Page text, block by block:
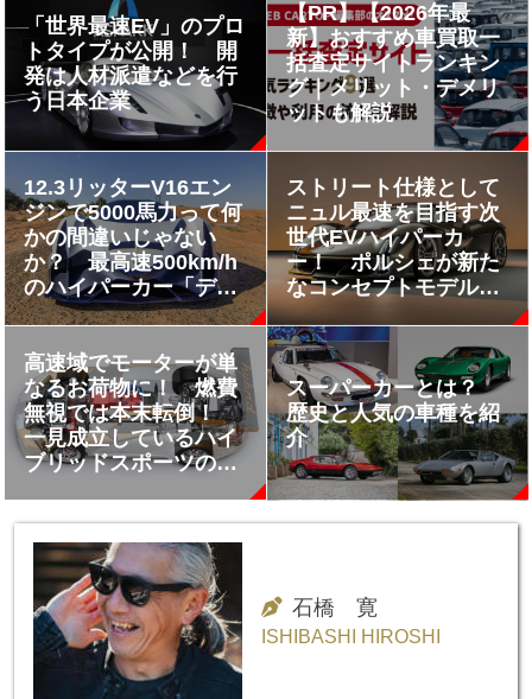
「世界最速EV」のプロ
トタイプが公開！ 開
発は人材派遣などを行
う日本企業
【PR】【2026年最
新】おすすめ車買取一
括査定サイトランキン
グ｜メリット・デメリ
ットも解説
12.3リッターV16エン
ジンで5000馬力って何
かの間違いじゃない
か？ 最高速500km/h
のハイパーカー「デヴ
ェル16」がケタ違いす
ストリート仕様として
ニュル最速を目指す次
世代EVハイパーカ
ー！ ポルシェが新た
なコンセプトモデル
「ミッションX」を発
表
高速域でモーターが単
なるお荷物に！ 燃費
無視では本末転倒！
一見成立しているハイ
ブリッドスポーツの問
スーパーカーとは？
歴史と人気の車種を紹
介
石橋 寛
ISHIBASHI HIROSHI